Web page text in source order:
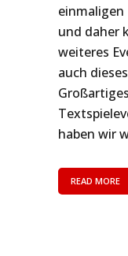
und daher
weiteres
auch
haben wir
READ MORE